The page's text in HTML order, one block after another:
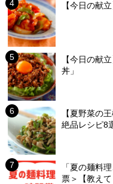
【今日の献
【今日の献
丼」
【夏野菜の
絶品レシピ8
「夏の麺料
票＞【教え